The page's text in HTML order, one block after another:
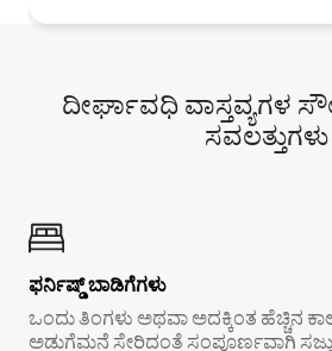
ದೀರ್ಘಾವಧಿ ವಾಸ್ತವ್ಯಗಳ
ಸವಲತ್ತುಗಳು
ಫರ್ನಿಷ್ಡ್ ಬಾಡಿಗೆಗಳು
ಒಂದು ತಿಂಗಳು ಅಥವಾ ಅದಕ್ಕಿಂತ ಹೆಚ್ಚಿನ
ಅಡುಗೆಮನೆ ಸೇರಿದಂತೆ ಸಂಪೂರ್ಣವಾಗಿ